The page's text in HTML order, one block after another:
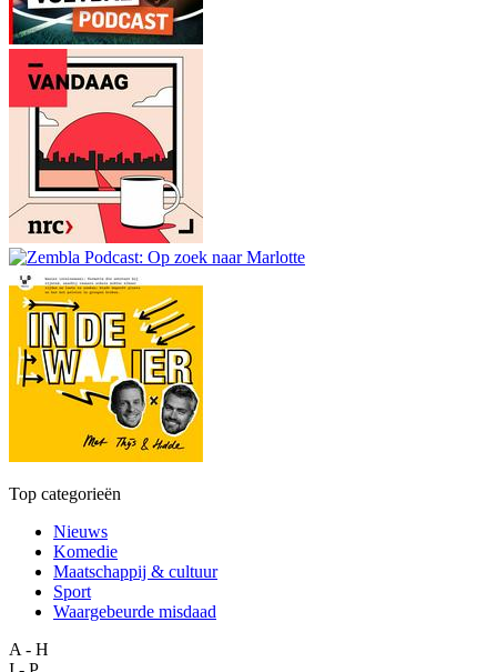
Top categorieën
Nieuws
Komedie
Maatschappij & cultuur
Sport
Waargebeurde misdaad
A - H